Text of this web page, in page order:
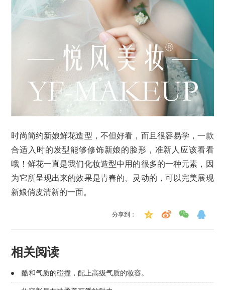
时尚简约新娘鲜花造型，不但好看，而且很容易学，一款
合适入时的发型能够修饰新娘的脸形，准新人应该看看
哦！鲜花一直是我们化妆造型中用的很多的一种元素，因
为它所呈现出来的效果是青春的、灵动的，可以完美展现
新娘俏皮清新的一面。
分享到：
相关阅读
酷和气质的碰撞，配上高级气质的妆容。